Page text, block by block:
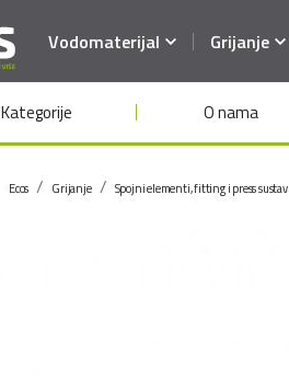
Vodomaterijal Grijanje
Kategorije O nama
Ecos Grijanje Spojni elementi, fitting i press sustav